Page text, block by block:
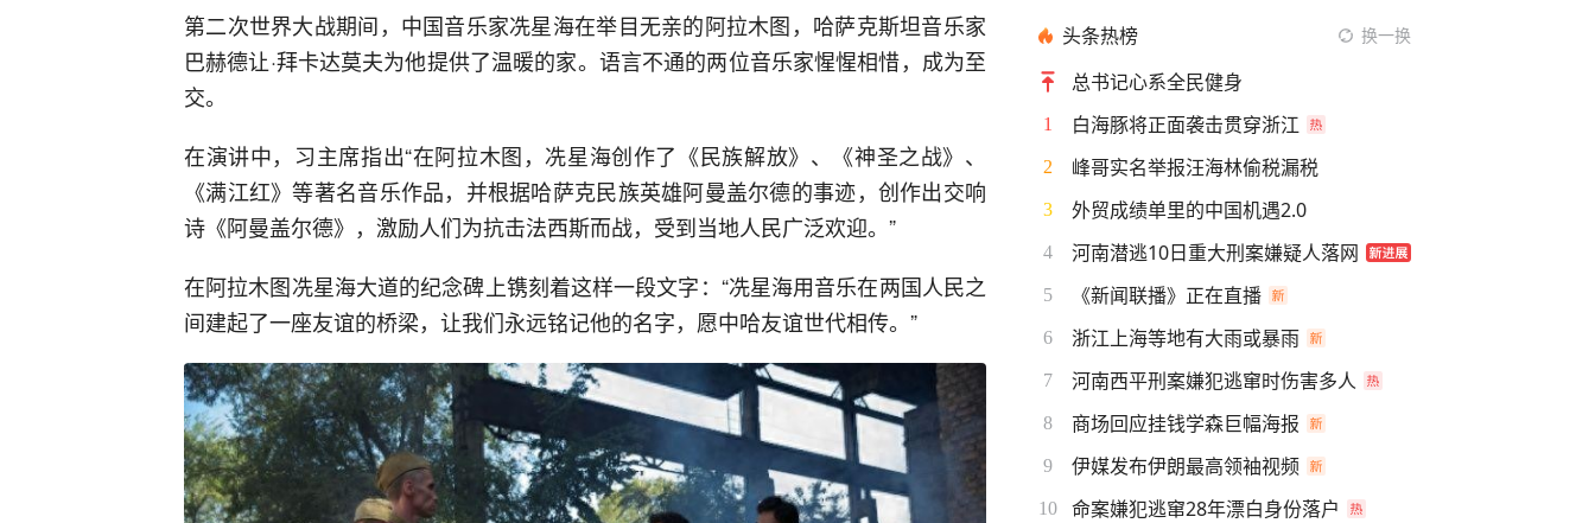
第二次世界大战期间，中国音乐家冼星海在举目无亲的阿拉木图，哈萨克斯坦音乐家
巴赫德让·拜卡达莫夫为他提供了温暖的家。语言不通的两位音乐家惺惺相惜，成为至
交。
在演讲中，习主席指出“在阿拉木图，冼星海创作了《民族解放》、《神圣之战》、
《满江红》等著名音乐作品，并根据哈萨克民族英雄阿曼盖尔德的事迹，创作出交响
诗《阿曼盖尔德》，激励人们为抗击法西斯而战，受到当地人民广泛欢迎。”
在阿拉木图冼星海大道的纪念碑上镌刻着这样一段文字：“冼星海用音乐在两国人民之
间建起了一座友谊的桥梁，让我们永远铭记他的名字，愿中哈友谊世代相传。”
头条热榜 换一换
总书记心系全民健身
1 白海豚将正面袭击贯穿浙江
2 峰哥实名举报汪海林偷税漏税
3 外贸成绩单里的中国机遇2.0
4 河南潜逃10日重大刑案嫌疑人落网
5 《新闻联播》正在直播
6 浙江上海等地有大雨或暴雨
7 河南西平刑案嫌犯逃窜时伤害多人
8 商场回应挂钱学森巨幅海报
9 伊媒发布伊朗最高领袖视频
10 命案嫌犯逃窜28年漂白身份落户